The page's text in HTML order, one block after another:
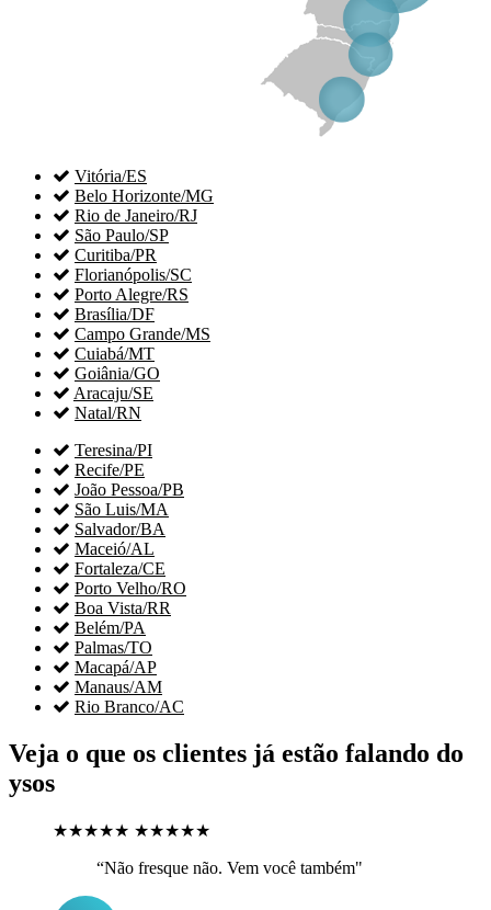
 Vitória/ES
 Belo Horizonte/MG
 Rio de Janeiro/RJ
 São Paulo/SP
 Curitiba/PR
 Florianópolis/SC
 Porto Alegre/RS
 Brasília/DF
 Campo Grande/MS
 Cuiabá/MT
 Goiânia/GO
 Aracaju/SE
 Natal/RN
 Teresina/PI
 Recife/PE
 João Pessoa/PB
 São Luis/MA
 Salvador/BA
 Maceió/AL
 Fortaleza/CE
 Porto Velho/RO
 Boa Vista/RR
 Belém/PA
 Palmas/TO
 Macapá/AP
 Manaus/AM
 Rio Branco/AC
Veja o que os clientes já estão falando do
ysos
★★★★★ ★★★★★
“Não fresque não. Vem você também"